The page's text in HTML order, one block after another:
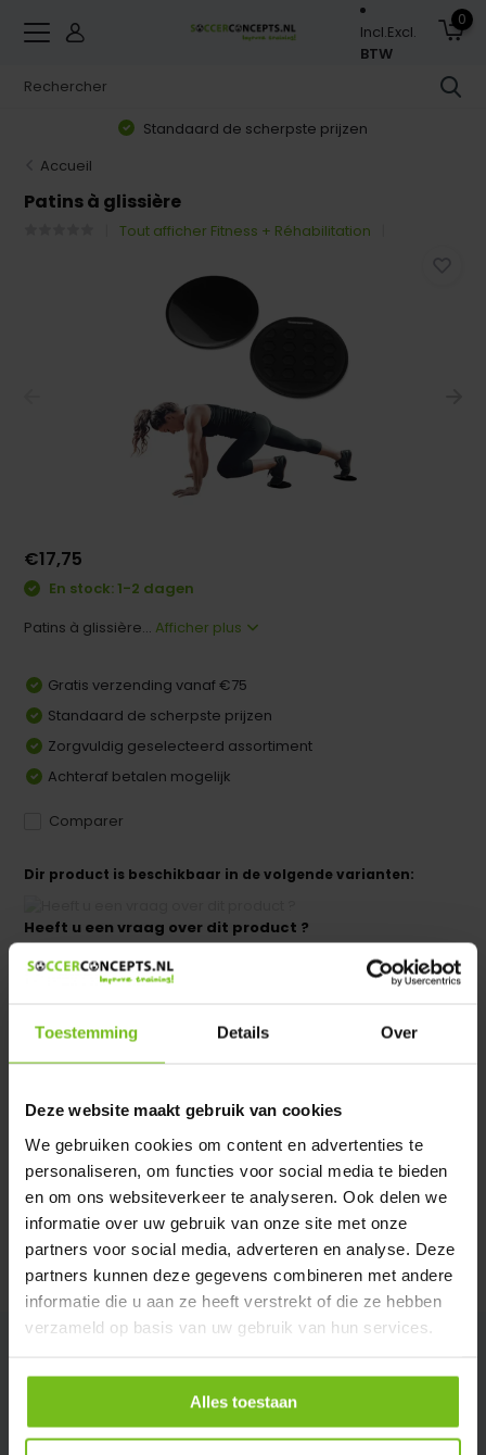
Toestemming Details Over
Deze website maakt gebruik van cookies
We gebruiken cookies om content en advertenties te
personaliseren, om functies voor social media te bieden
en om ons websiteverkeer te analyseren. Ook delen we
informatie over uw gebruik van onze site met onze
partners voor social media, adverteren en analyse. Deze
partners kunnen deze gegevens combineren met andere
informatie die u aan ze heeft verstrekt of die ze hebben
verzameld op basis van uw gebruik van hun services.
Alles toestaan
Incl.Excl.
BTW
0
Standaard de scherpste prijzen
Accueil
Patins à glissière
Tout afficher Fitness + Réhabilitation
€17,75
En stock: 1-2 dagen
Patins à glissière... Afficher plus
Gratis verzending vanaf €75
Standaard de scherpste prijzen
Zorgvuldig geselecteerd assortiment
Achteraf betalen mogelijk
Comparer
Dir product is beschikbaar in de volgende varianten:
Heeft u een vraag over dit product ?
We helpen u graag met meer informatie
Description du produit
Spécifications
Évaluations
Partager